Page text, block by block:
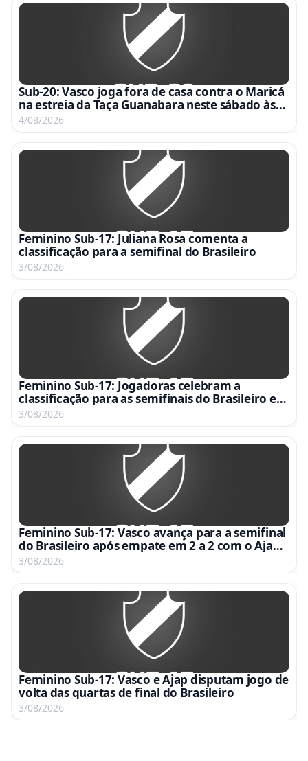
Sub-20: Vasco joga fora de casa contra o Maricá
na estreia da Taça Guanabara neste sábado às
15h
4/08/2026
Feminino Sub-17: Juliana Rosa comenta a
classificação para a semifinal do Brasileiro
3/08/2026
Feminino Sub-17: Jogadoras celebram a
classificação para as semifinais do Brasileiro em
vídeo emocionante
3/08/2026
Feminino Sub-17: Vasco avança para a semifinal
do Brasileiro após empate em 2 a 2 com o Ajap
no Nivaldo Pereira
3/08/2026
Feminino Sub-17: Vasco e Ajap disputam jogo de
volta das quartas de final do Brasileiro
3/08/2026